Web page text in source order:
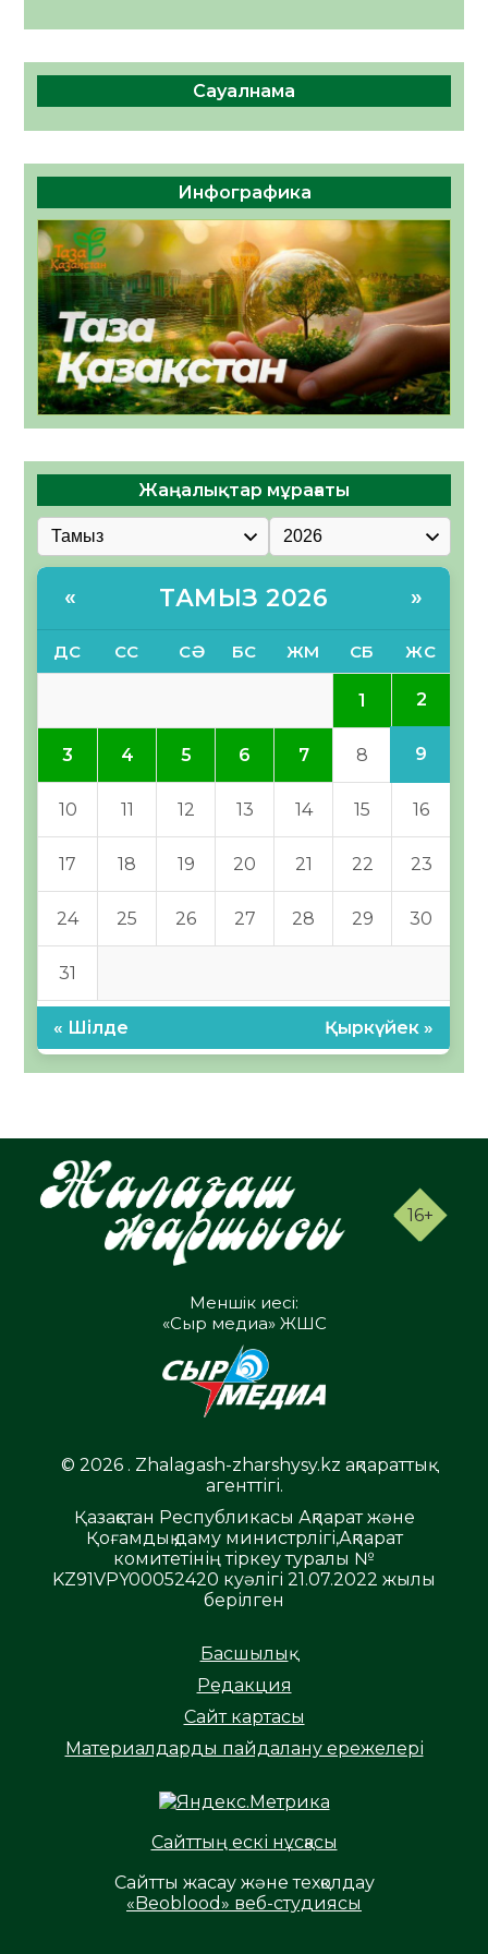
Сауалнама
Инфографика
Жаңалықтар мұрағаты
« ТАМЫЗ 2026 »
ДС СС СӘ БС ЖМ СБ ЖС
1 2
3 4 5 6 7 8 9
10 11 12 13 14 15 16
17 18 19 20 21 22 23
24 25 26 27 28 29 30
31
« Шілде Қыркүйек »
16+
Меншік иесі:
«Сыр медиа» ЖШС
© 2026 . Zhalagash-zharshysy.kz ақпараттық
агенттігі.
Қазақстан Республикасы Ақпарат және
Қоғамдық даму министрлігі,Ақпарат
комитетінің тіркеу туралы №
KZ91VPY00052420 куәлігі 21.07.2022 жылы
берілген
Басшылық
Редакция
Сайт картасы
Материалдарды пайдалану ережелері
Сайттың ескі нұсқасы
Сайтты жасау және техқолдау
«Beoblood» веб-студиясы